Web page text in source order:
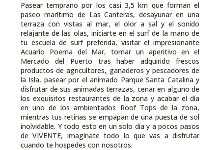
Pasear temprano por los casi 3,5 km que forman el
paseo marítimo de Las Canteras, desayunar en una
terraza con vistas al mar, el olor a sal y el sonido
relajante de las olas, iniciarte en el surf de la mano de
tu escuela de surf preferida, visitar el impresionante
Acuario Poema del Mar, tomar un aperitivo en el
Mercado del Puerto tras haber adquirido frescos
productos de agricultores, ganaderos y pescadores de
la Isla, pasear por el animado Parque Santa Catalina y
disfrutar de sus animadas terrazas, cenar en alguno de
los exquisitos restaurantes de la zona y acabar el día
en uno de los ambientados Roof Tops de la zona,
mientras tus retinas se empapan de una puesta de sol
inolvidable. Y todo esto en un solo día y a pocos pasos
de VIVENTE, imagínate todo lo que vas a disfrutar
cuando te hospedes con nosotros.